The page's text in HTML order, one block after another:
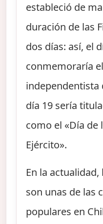
estableció de
duración de las
dos días: así, el
conmemoraría
independentista
día 19 sería
como el «Día de
Ejército».
En la actualidad,
son unas de las
populares en